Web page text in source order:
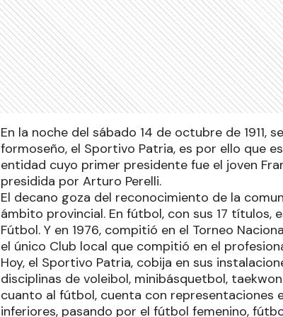
En la noche del sábado 14 de octubre de
formoseño, el Sportivo Patria, es por ello que
entidad cuyo primer presidente fue el joven
presidida por Arturo Perelli.
El decano goza del reconocimiento de la
ámbito provincial. En fútbol, con sus 17 títulos,
Fútbol. Y en 1976, compitió en el Torneo
el único Club local que compitió en el
Hoy, el Sportivo Patria, cobija en sus
disciplinas de voleibol, minibásquetbol,
cuanto al fútbol, cuenta con representaciones
inferiores, pasando por el fútbol femenino,